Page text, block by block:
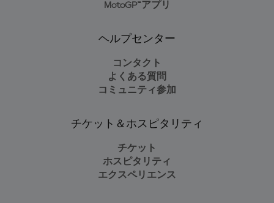
MotoGP™アプリ
ヘルプセンター
コンタクト
よくある質問
コミュニティ参加
チケット＆ホスピタリティ
チケット
ホスピタリティ
エクスペリエンス